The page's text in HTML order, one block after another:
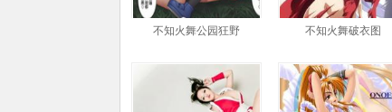
不知火舞公园狂野 不知火舞破衣图